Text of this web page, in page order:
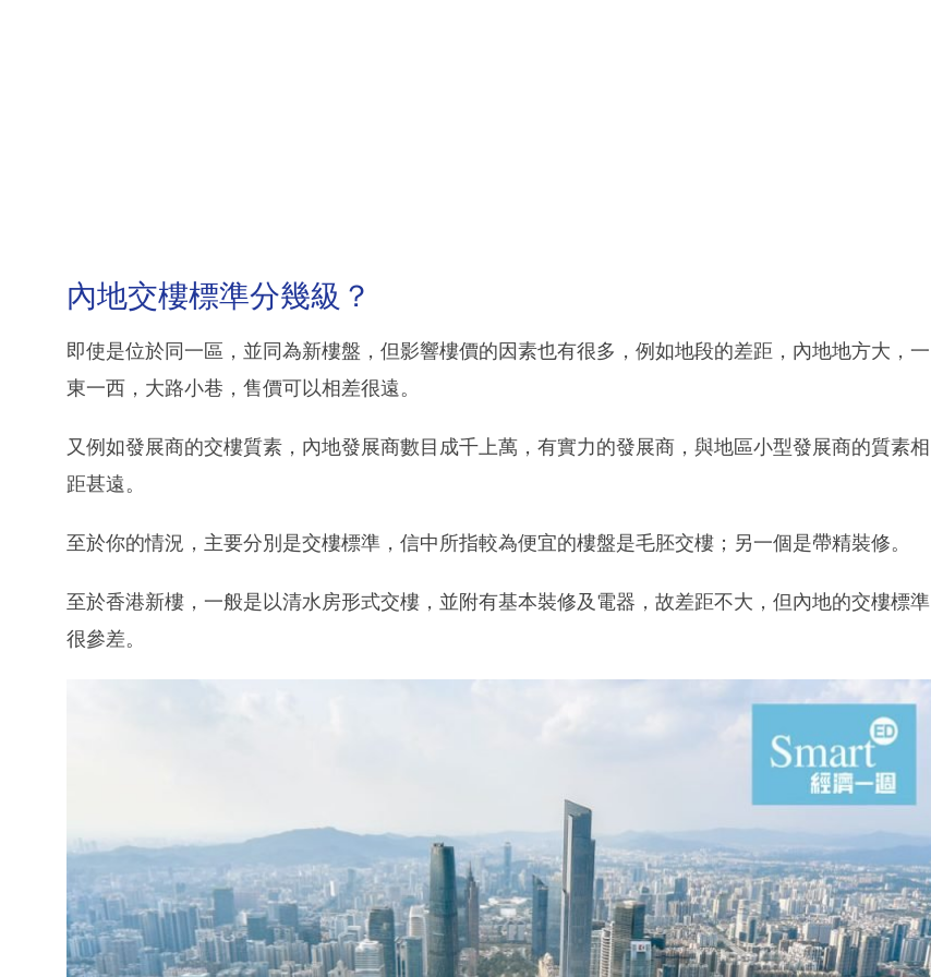
內地交樓標準分幾級？
即使是位於同一區，並同為新樓盤，但影響樓價的因素也有很多，例如地段的差距，內地地方大，一
東一西，大路小巷，售價可以相差很遠。
又例如發展商的交樓質素，內地發展商數目成千上萬，有實力的發展商，與地區小型發展商的質素相
距甚遠。
至於你的情況，主要分別是交樓標準，信中所指較為便宜的樓盤是毛胚交樓；另一個是帶精裝修。
至於香港新樓，一般是以清水房形式交樓，並附有基本裝修及電器，故差距不大，但內地的交樓標準
很參差。